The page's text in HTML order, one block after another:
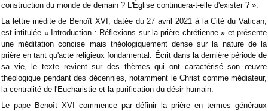
construction du monde de demain ? L'Église continuera-t-elle d'exister ? ».
La lettre inédite de Benoît XVI, datée du 27 avril 2021 à la Cité du Vatican,
est intitulée « Introduction : Réflexions sur la prière chrétienne » et présente
une méditation concise mais théologiquement dense sur la nature de la
prière en tant qu'acte religieux fondamental. Écrit dans la dernière période de
sa vie, le texte revient sur des thèmes qui ont caractérisé son œuvre
théologique pendant des décennies, notamment le Christ comme médiateur,
la centralité de l'Eucharistie et la purification du désir humain.
Le pape Benoît XVI commence par définir la prière en termes généraux